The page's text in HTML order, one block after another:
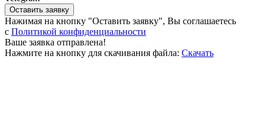
Оставить заявку
Нажимая на кнопку "Оставить заявку", Вы соглашаетесь
c Политикой конфиденциальности
Ваше заявка отправлена!
Нажмите на кнопку для скачивания файла: Скачать